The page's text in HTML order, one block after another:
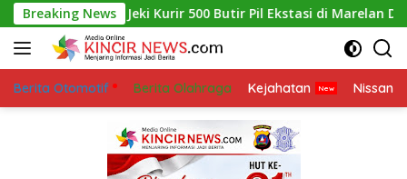
Skip
to
content
Breaking News
Jeki Kurir 500 Butir Pil Ekstasi di Marelan Di Tangkap
Berita Otomotif Berita Olahraga Kejahatan Nissan